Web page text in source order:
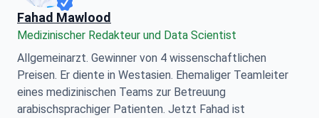
Fahad Mawlood
Medizinischer Redakteur und Data Scientist
Allgemeinarzt. Gewinner von 4 wissenschaftlichen
Preisen. Er diente in Westasien. Ehemaliger Teamleiter
eines medizinischen Teams zur Betreuung
arabischsprachiger Patienten. Jetzt Fahad ist